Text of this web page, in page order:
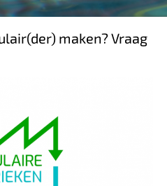
maken? Vraag